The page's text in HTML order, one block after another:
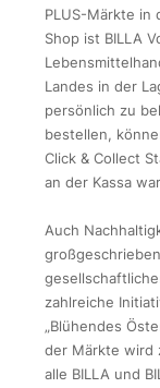
PLUS-Märkte in
Shop ist BILLA
Landes in der
persönlich zu
bestellen,
Click & Collect
an der Kassa
Auch
zahlreiche
„Blühendes
der Märkte wird
alle BILLA und